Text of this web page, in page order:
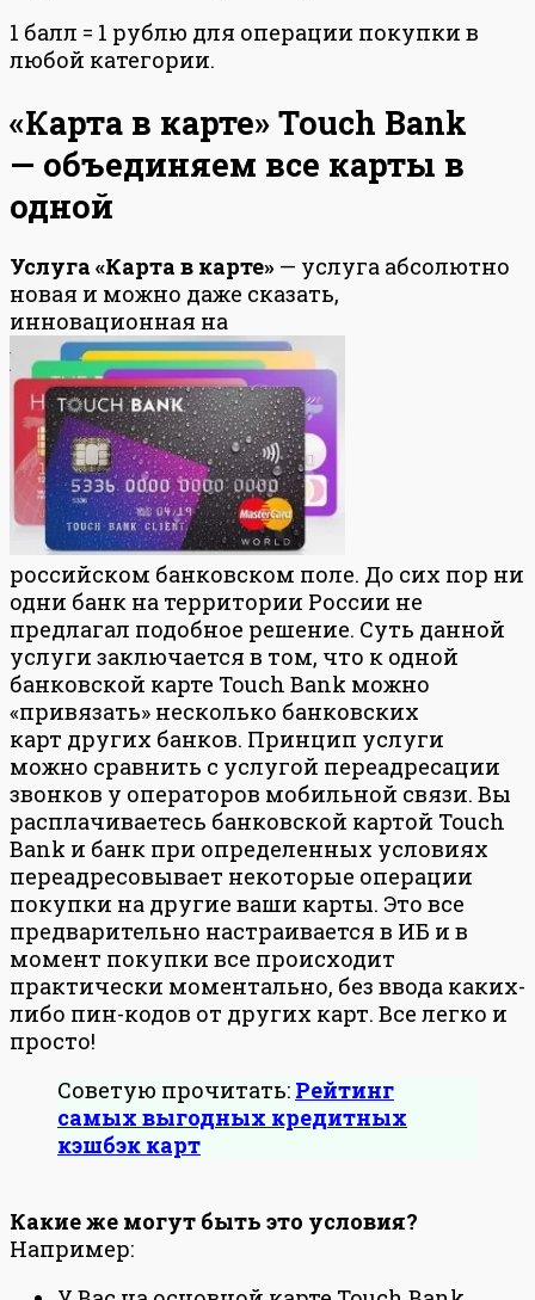
1 балл = 1 рублю для операции покупки в
любой категории.
«Карта в карте» Touch Bank
— объединяем все карты в
одной
Услуга «Карта в карте» — услуга абсолютно
новая и можно даже сказать,
инновационная на
российском банковском поле. До сих пор ни
одни банк на территории России не
предлагал подобное решение. Суть данной
услуги заключается в том, что к одной
банковской карте Touch Bank можно
«привязать» несколько банковских
карт других банков. Принцип услуги
можно сравнить с услугой переадресации
звонков у операторов мобильной связи. Вы
расплачиваетесь банковской картой Touch
Bank и банк при определенных условиях
переадресовывает некоторые операции
покупки на другие ваши карты. Это все
предварительно настраивается в ИБ и в
момент покупки все происходит
практически моментально, без ввода каких-
либо пин-кодов от других карт. Все легко и
просто!
Советую прочитать: Рейтинг
самых выгодных кредитных
кэшбэк карт
Какие же могут быть это условия?
Например: